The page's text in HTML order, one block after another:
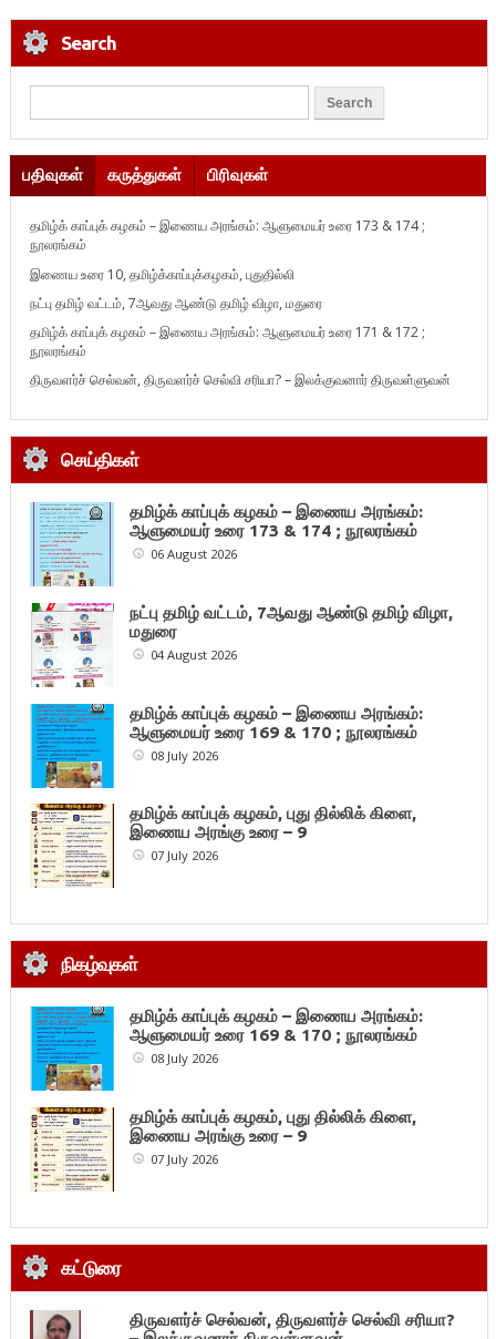
Search
பதிவுகள் கருத்துகள் பிரிவுகள்
தமிழ்க் காப்புக் கழகம் – இணைய அரங்கம்: ஆளுமையர் உரை 173 & 174 ;
நூலரங்கம்
இணைய உரை 10, தமிழ்க்காப்புக்கழகம், புதுதில்லி
நட்பு தமிழ் வட்டம், 7ஆவது ஆண்டு தமிழ் விழா, மதுரை
தமிழ்க் காப்புக் கழகம் – இணைய அரங்கம்: ஆளுமையர் உரை 171 & 172 ;
நூலரங்கம்
திருவளர்ச் செல்வன், திருவளர்ச் செல்வி சரியா? – இலக்குவனார் திருவள்ளுவன்
செய்திகள்
தமிழ்க் காப்புக் கழகம் – இணைய அரங்கம்:
ஆளுமையர் உரை 173 & 174 ; நூலரங்கம்
06 August 2026
நட்பு தமிழ் வட்டம், 7ஆவது ஆண்டு தமிழ் விழா,
மதுரை
04 August 2026
தமிழ்க் காப்புக் கழகம் – இணைய அரங்கம்:
ஆளுமையர் உரை 169 & 170 ; நூலரங்கம்
08 July 2026
தமிழ்க் காப்புக் கழகம், புது தில்லிக் கிளை,
இணைய அரங்கு உரை – 9
07 July 2026
நிகழ்வுகள்
தமிழ்க் காப்புக் கழகம் – இணைய அரங்கம்:
ஆளுமையர் உரை 169 & 170 ; நூலரங்கம்
08 July 2026
தமிழ்க் காப்புக் கழகம், புது தில்லிக் கிளை,
இணைய அரங்கு உரை – 9
07 July 2026
கட்டுரை
திருவளர்ச் செல்வன், திருவளர்ச் செல்வி சரியா?